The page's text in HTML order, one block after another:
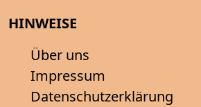
HINWEISE
Über uns
Impressum
Datenschutzerklärung